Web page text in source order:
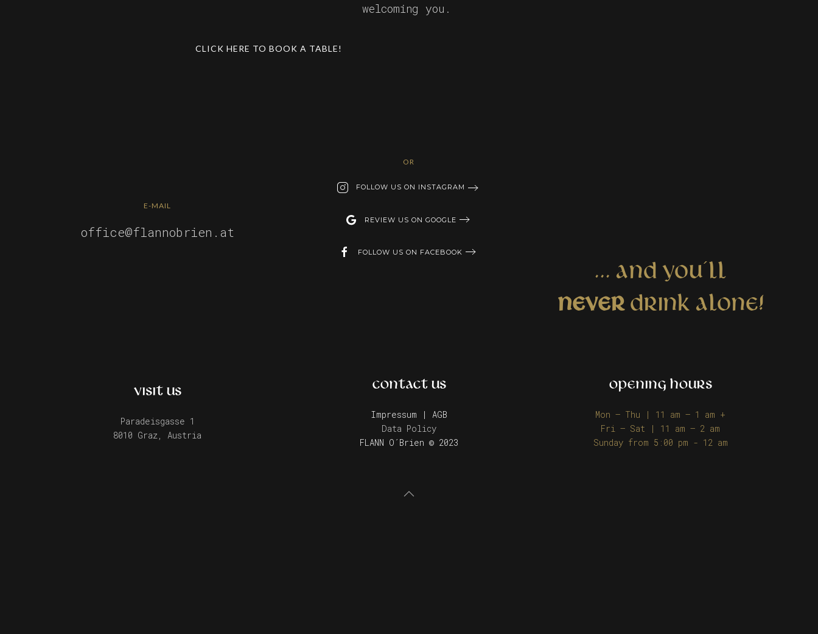
welcoming you.
CLICK HERE TO BOOK A TABLE!
E-MAIL
office@flannobrien.at
OR
FOLLOW US ON INSTAGRAM
REVIEW US ON GOOGLE
FOLLOW US ON FACEBOOK
... AND YOU´LL
NEVERDRINK ALONE!
VISIT US
Paradeisgasse 1
8010 Graz, Austria
CONTACT US
Impressum | AGB
Data Policy
FLANN O´Brien © 2023
OPENING HOURS
Mon – Thu | 11 am – 1 am +
Fri – Sat | 11 am – 2 am
Sunday from 5:00 pm - 12 am